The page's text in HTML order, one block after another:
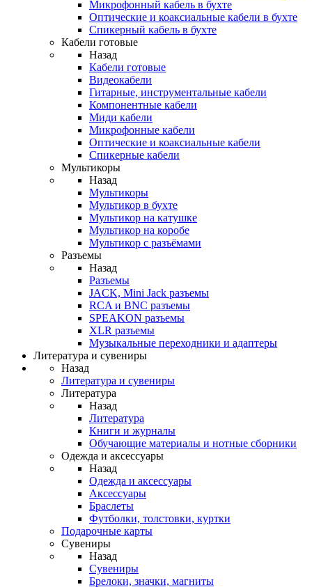
Микрофонный кабель в бухте
Оптические и коаксиальные кабели в бухте
Спикерный кабель в бухте
Кабели готовые
Назад
Кабели готовые
Видеокабели
Гитарные, инструментальные кабели
Компонентные кабели
Миди кабели
Микрофонные кабели
Оптические и коаксиальные кабели
Спикерные кабели
Мультикоры
Назад
Мультикоры
Мультикор в бухте
Мультикор на катушке
Мультикор на коробе
Мультикор с разъёмами
Разъемы
Назад
Разъемы
JACK, Mini Jack разъемы
RCA и BNC разъемы
SPEAKON разъемы
XLR разъемы
Музыкальные переходники и адаптеры
Литература и сувениры
Назад
Литература и сувениры
Литература
Назад
Литература
Книги и журналы
Обучающие материалы и нотные сборники
Одежда и аксессуары
Назад
Одежда и аксессуары
Аксессуары
Браслеты
Футболки, толстовки, куртки
Подарочные карты
Сувениры
Назад
Сувениры
Брелоки, значки, магниты